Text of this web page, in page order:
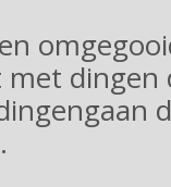
dingen